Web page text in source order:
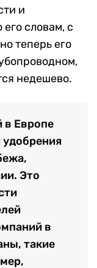
и
словам, с
теперь его
недешево.
в Европе
Это
в
такие